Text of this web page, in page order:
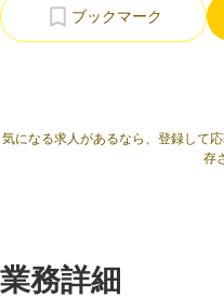
気になる求人があるなら、登録して
存
業務詳細